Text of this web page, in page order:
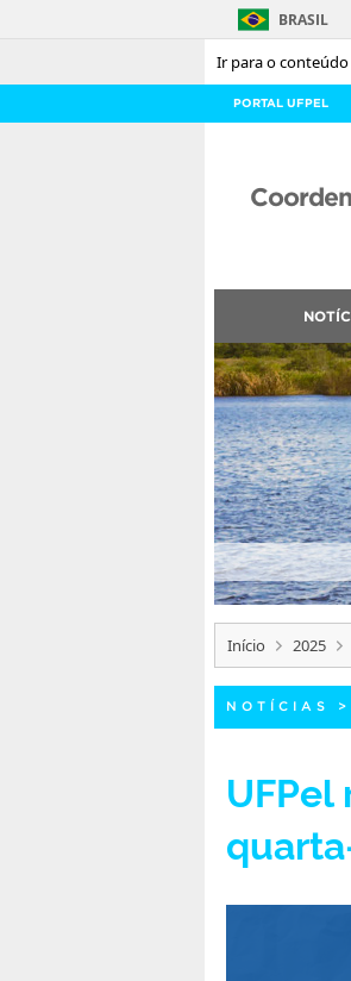
Ir para o conteúdo
BRASIL
PORTAL UFPEL
Início 2025
NOTÍCIAS >